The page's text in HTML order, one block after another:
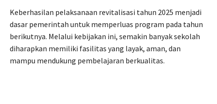
Keberhasilan pelaksanaan revitalisasi tahun 2025 menjadi
dasar pemerintah untuk memperluas program pada tahun
berikutnya. Melalui kebijakan ini, semakin banyak sekolah
diharapkan memiliki fasilitas yang layak, aman, dan
mampu mendukung pembelajaran berkualitas.